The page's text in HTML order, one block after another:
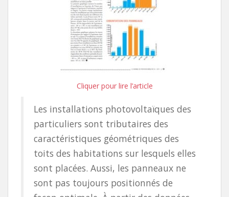
Cliquer pour lire l’article
Les installations photovoltaïques des
particuliers sont tributaires des
caractéristiques géométriques des
toits des habitations sur lesquels elles
sont placées. Aussi, les panneaux ne
sont pas toujours positionnés de